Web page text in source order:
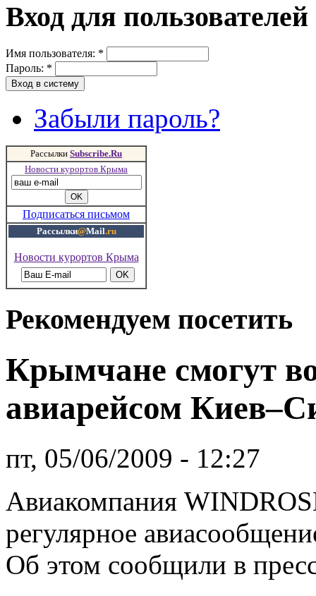
Вход для пользователей
Имя пользователя: *
Пароль: *
Забыли пароль?
Рассылки Subscribe.Ru
Новости курортов Крыма
Подписаться письмом
Рассылки@Mail.ru
Новости курортов Крыма
Рекомендуем посетить
Крымчане смогут
авиарейсом
пт, 05/06/2009 - 12:27
Авиакомпания
регулярное
Об этом сообщили в